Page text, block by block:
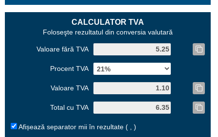
CALCULATOR TVA
Foloseşte rezultatul din conversia valutară
Valoare fără TVA
Procent TVA
Valoare TVA
Total cu TVA
Afișează separator mii în rezultate ( , )